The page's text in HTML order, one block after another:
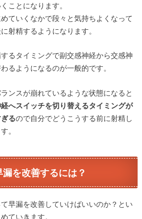
ことになります。
ていくなかで段々と気持ちよくなって
射精するようになります。
るタイミングで副交感神経から交感神
るようになるのが一般的です。
ンスが崩れているような状態になると
へスイッチを切り替えるタイミングが
るので自分でどうこうする前に射精し
。
を改善するには？
早漏を改善していけばいいのか？とい
ていきます。